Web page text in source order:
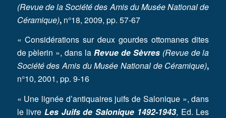
(Revue de la Société des Amis du Musée National de
Céramique), n°18, 2009, pp. 57-67
« Considérations sur deux gourdes ottomanes dites
de pèlerin », dans la Revue de Sèvres (Revue de la
Société des Amis du Musée National de Céramique),
n°10, 2001, pp. 9-16
« Une lignée d’antiquaires juifs de Salonique », dans
le livreLes Juifs de Salonique 1492-1943, Ed. Les